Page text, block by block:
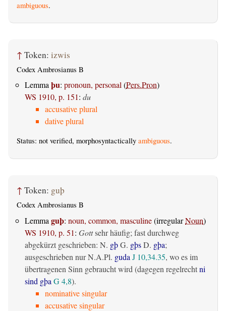
ambiguous.
↑ Token: izwis
Codex Ambrosianus B
Lemmaþu: pronoun, personal(Pers.Pron)
WS 1910, p. 151: du
accusative plural
dative plural
Status: not verified, morphosyntactically ambiguous.
↑ Token: guþ
Codex Ambrosianus B
Lemma guþ: noun, common, masculine(irregularNoun)
WS 1910, p. 51: Gottsehr häufig; fast durchweg
abgekürzt geschrieben: N. gþG. gþsD. gþa;
ausgeschrieben nur N.A.Pl. guda J 10,34.35, wo es im
übertragenen Sinn gebraucht wird (dagegen regelrechtni
sind gþa G 4,8).
nominative singular
accusative singular